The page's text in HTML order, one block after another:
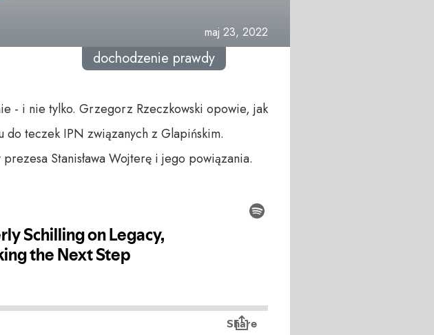
maj 23, 2022
dochodzenie prawdy
- i nie tylko. Grzegorz Rzeczkowski opowie, jak
do teczek IPN związanych z Glapińskim.
Stanisława Wojterę i jego powiązania.